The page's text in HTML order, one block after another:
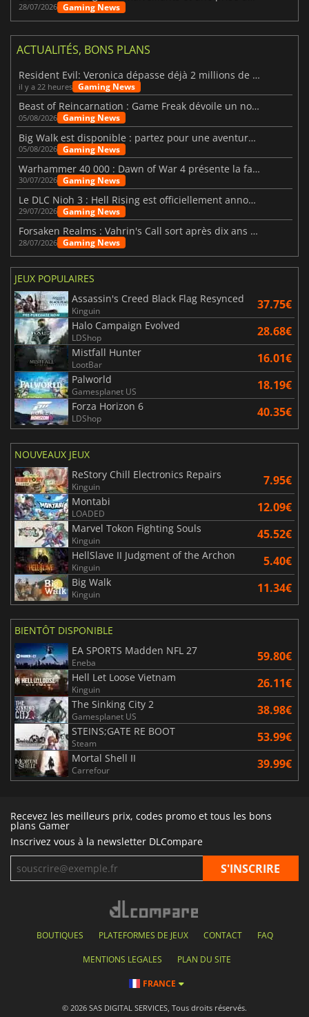
28/07/2026 Gaming News
ACTUALITÉS, BONS PLANS
Resident Evil: Veronica dépasse déjà 2 millions de wishlists
il y a 22 heures Gaming News
Beast of Reincarnation : Game Freak dévoile un nouveau pari
05/08/2026 Gaming News
Big Walk est disponible : partez pour une aventure entre amis
05/08/2026 Gaming News
Warhammer 40 000 : Dawn of War 4 présente la faction des Nécrons
30/07/2026 Gaming News
Le DLC Nioh 3 : Hell Rising est officiellement annoncé
29/07/2026 Gaming News
Forsaken Realms : Vahrin's Call sort après dix ans de développement
28/07/2026 Gaming News
JEUX POPULAIRES
Assassin's Creed Black Flag Resynced
Kinguin 37.75€
Halo Campaign Evolved
LDShop 28.68€
Mistfall Hunter
LootBar 16.01€
Palworld
Gamesplanet US 18.19€
Forza Horizon 6
LDShop 40.35€
NOUVEAUX JEUX
ReStory Chill Electronics Repairs
Kinguin 7.95€
Montabi
LOADED 12.09€
Marvel Tokon Fighting Souls
Kinguin 45.52€
HellSlave II Judgment of the Archon
Kinguin 5.40€
Big Walk
Kinguin 11.34€
BIENTÔT DISPONIBLE
EA SPORTS Madden NFL 27
Eneba 59.80€
Hell Let Loose Vietnam
Kinguin 26.11€
The Sinking City 2
Gamesplanet US 38.98€
STEINS;GATE RE BOOT
Steam 53.99€
Mortal Shell II
Carrefour 39.99€
Recevez les meilleurs prix, codes promo et tous les bons
plans Gamer
Inscrivez vous à la newsletter DLCompare
BOUTIQUES PLATEFORMES DE JEUX CONTACT FAQ
MENTIONS LEGALES PLAN DU SITE
FRANCE
© 2026 SAS DIGITAL SERVICES, Tous droits réservés.